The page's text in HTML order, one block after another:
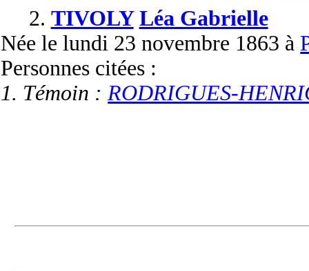
2. TIVOLY Léa Gabrielle
Née le lundi 23 novembre 1863 à
Personnes citées :
1. Témoin :RODRIGUES-